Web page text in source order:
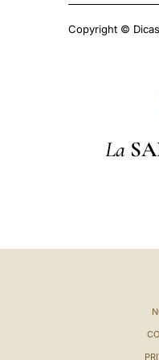
Copyright ©
La